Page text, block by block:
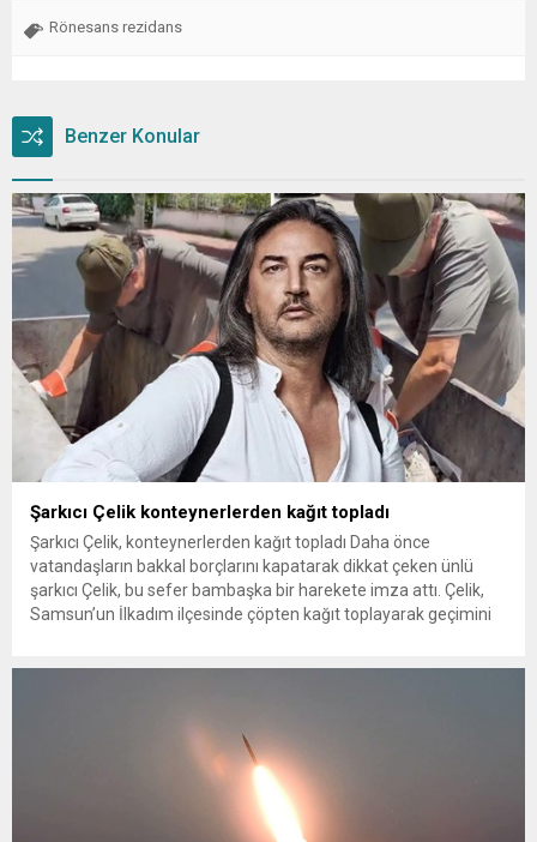
Rönesans rezidans
Benzer Konular
Şarkıcı Çelik konteynerlerden kağıt topladı
Şarkıcı Çelik, konteynerlerden kağıt topladı Daha önce
vatandaşların bakkal borçlarını kapatarak dikkat çeken ünlü
şarkıcı Çelik, bu sefer bambaşka bir harekete imza attı. Çelik,
Samsun’un İlkadım ilçesinde çöpten kağıt toplayarak geçimini